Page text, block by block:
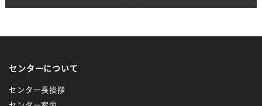
1787「都市生活者意識調査, 2018」（公益財団法人ハイライフ
研究所）を公開しました。
センターについて
センター長挨拶